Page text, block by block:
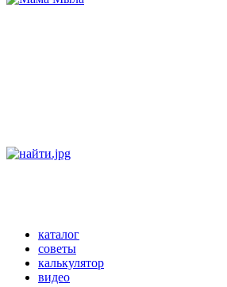
каталог
советы
калькулятор
видео